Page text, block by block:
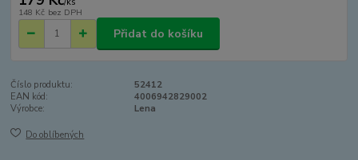
148 Kč bez DPH
Přidat do košíku
Číslo produktu:
52412
EAN kód:
4006942829002
Výrobce:
Lena
Do oblíbených